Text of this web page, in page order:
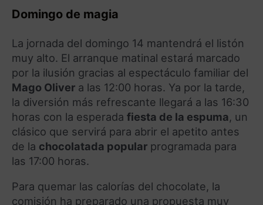
Domingo de magia
La jornada del domingo 14 mantendrá el listón
muy alto. El arranque matinal estará marcado
por la ilusión gracias al espectáculo familiar del
Mago Oliver a las 12:00 horas. Ya por la tarde,
la diversión más refrescante llegará a las 16:30
horas con la esperada fiesta de la espuma, un
clásico que servirá para abrir el apetito antes
de la chocolatada popular programada para
las 17:00 horas.
Para quemar las calorías del chocolate, la
comisión ha preparado una propuesta muy